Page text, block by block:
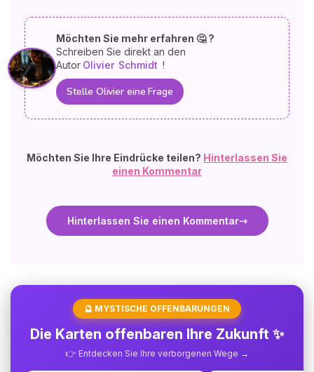
Möchten Sie mehr erfahren 🤔 ?
Schreiben Sie direkt an den
Autor Olivier Schmidt !
Stelle Olivier eine Frage
Möchten Sie Ihre Eindrücke teilen? Hinterlassen Sie
einen Kommentar
Hinterlassen Sie einen Kommentar
🔮 MYSTISCHE OFFENBARUNGEN
Die Karten offenbaren Ihre Zukunft ✨
👉 Entdecken Sie Ihre verborgenen Wege →